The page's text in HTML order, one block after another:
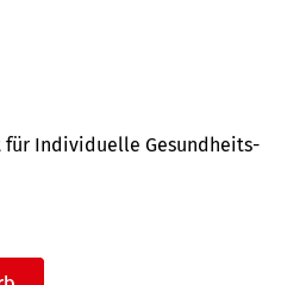
für Indi­vidu­elle Gesund­heits-